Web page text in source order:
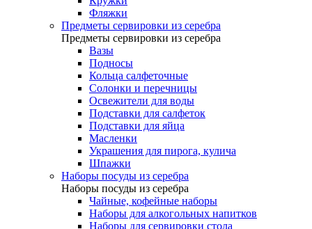
Фляжки
Предметы сервировки из серебра
Предметы сервировки из серебра
Вазы
Подносы
Кольца салфеточные
Солонки и перечницы
Освежители для воды
Подставки для салфеток
Подставки для яйца
Масленки
Украшения для пирога, кулича
Шпажки
Наборы посуды из серебра
Наборы посуды из серебра
Чайные, кофейные наборы
Наборы для алкогольных напитков
Наборы для сервировки стола